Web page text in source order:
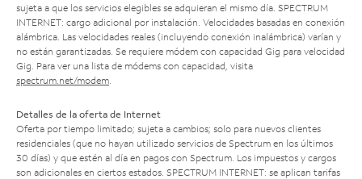
sujeta a que los servicios elegibles se adquieran el mismo día. SPECTRUM
INTERNET: cargo adicional por instalación. Velocidades basadas en conexión
alámbrica. Las velocidades reales (incluyendo conexión inalámbrica) varían y
no están garantizadas. Se requiere módem con capacidad Gig para velocidad
Gig. Para ver una lista de módems con capacidad, visita
spectrum.net/modem
Detalles de la oferta de Internet
Oferta por tiempo limitado; sujeta a cambios; solo para nuevos clientes
residenciales (que no hayan utilizado servicios de Spectrum en los últimos
30 días) y que estén al día en pagos con Spectrum. Los impuestos y cargos
son adicionales en ciertos estados. SPECTRUM INTERNET: se aplican tarifas